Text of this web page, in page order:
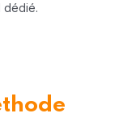
dédié.